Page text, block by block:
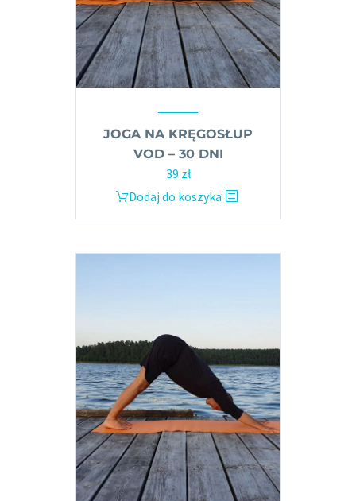
JOGA NA KRĘGOSŁUP
VOD – 30 DNI
39 zł
Dodaj do koszyka